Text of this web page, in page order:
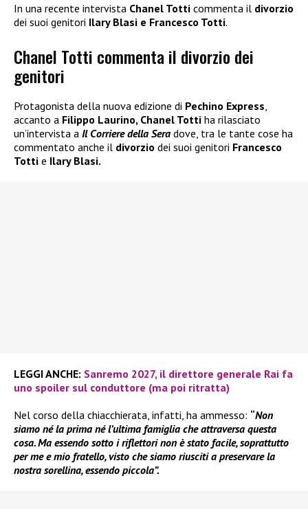
In una recente intervista Chanel Totti commenta il divorzio
dei suoi genitori Ilary Blasi e Francesco Totti.
Chanel Totti commenta il divorzio dei
genitori
Protagonista della nuova edizione di Pechino Express,
accanto a Filippo Laurino, Chanel Totti ha rilasciato
un’intervista a Il Corriere della Sera dove, tra le tante cose ha
commentato anche il divorzio dei suoi genitori Francesco
Totti e Ilary Blasi.
LEGGI ANCHE: Sanremo 2027, il direttore generale Rai fa
uno spoiler sul conduttore (ma poi ritratta)
Nel corso della chiacchierata, infatti, ha ammesso: “Non
siamo né la prima né l’ultima famiglia che attraversa questa
cosa. Ma essendo sotto i riflettori non è stato facile, soprattutto
per me e mio fratello, visto che siamo riusciti a preservare la
nostra sorellina, essendo piccola”.